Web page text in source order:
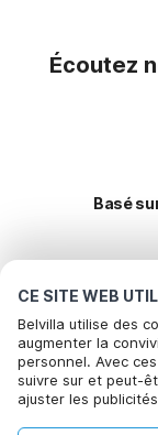
CE SITE WEB
Belvilla utilise des
augmenter la
personnel. Avec
suivre sur et peut-
ajuster les
Écoutez
Basé
Destinations
vacances
Villes offrant les
Maison de vacances
Maison de vacances
Commodités